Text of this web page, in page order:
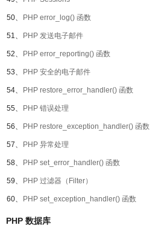
50、 PHP error_log() 函数
51、 PHP 发送电子邮件
52、 PHP error_reporting() 函数
53、 PHP 安全的电子邮件
54、 PHP restore_error_handler() 函数
55、 PHP 错误处理
56、 PHP restore_exception_handler() 函数
57、 PHP 异常处理
58、 PHP set_error_handler() 函数
59、 PHP 过滤器（Filter）
60、 PHP set_exception_handler() 函数
PHP 数据库